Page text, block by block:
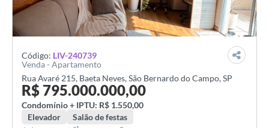
Código: LIV-240739
Venda - Apartamento
Rua Avaré 215, Baeta Neves, São Bernardo do Campo, SP
R$ 795.000.000,00
Condomínio + IPTU: R$ 1.550,00
Elevador
Salão de festas